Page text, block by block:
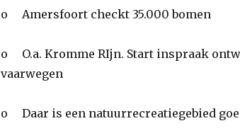
o Amersfoort checkt 35.000 bomen
o O.a. Kromme RIjn. Start inspraak
vaarwegen
o Daar is een natuurrecreatiegebied